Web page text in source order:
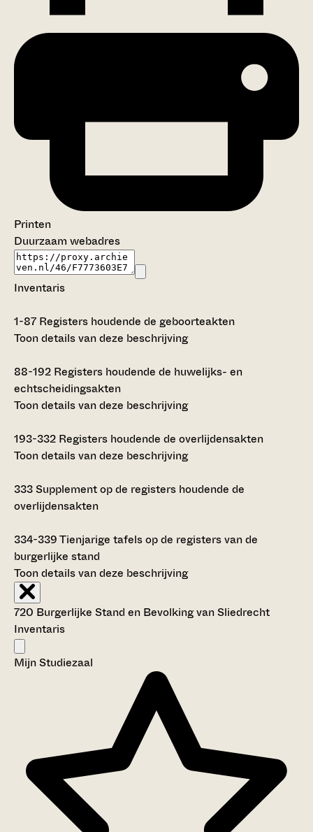
Printen
Duurzaam webadres
Inventaris
1-87 Registers houdende de geboorteakten
Toon details van deze beschrijving
88-192 Registers houdende de huwelijks- en
echtscheidingsakten
Toon details van deze beschrijving
193-332 Registers houdende de overlijdensakten
Toon details van deze beschrijving
333Supplement op de registers houdende de
overlijdensakten
334-339Tienjarige tafels op de registers van de
burgerlijke stand
Toon details van deze beschrijving
720 Burgerlijke Stand en Bevolking van Sliedrecht
Inventaris
Mijn Studiezaal